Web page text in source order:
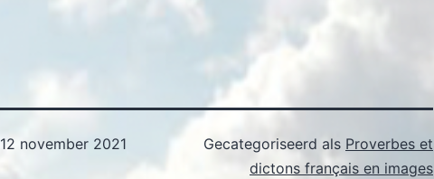
12 november 2021 Gecategoriseerd als Proverbes et
dictons français en images